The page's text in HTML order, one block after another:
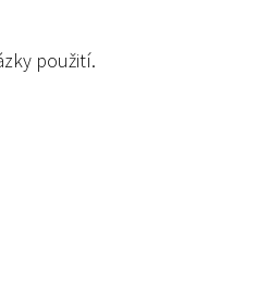
použití.